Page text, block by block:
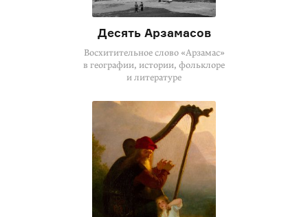
Десять Арзамасов
Восхитительное слово «Арзамас»
в географии, истории, фольклоре
и литературе